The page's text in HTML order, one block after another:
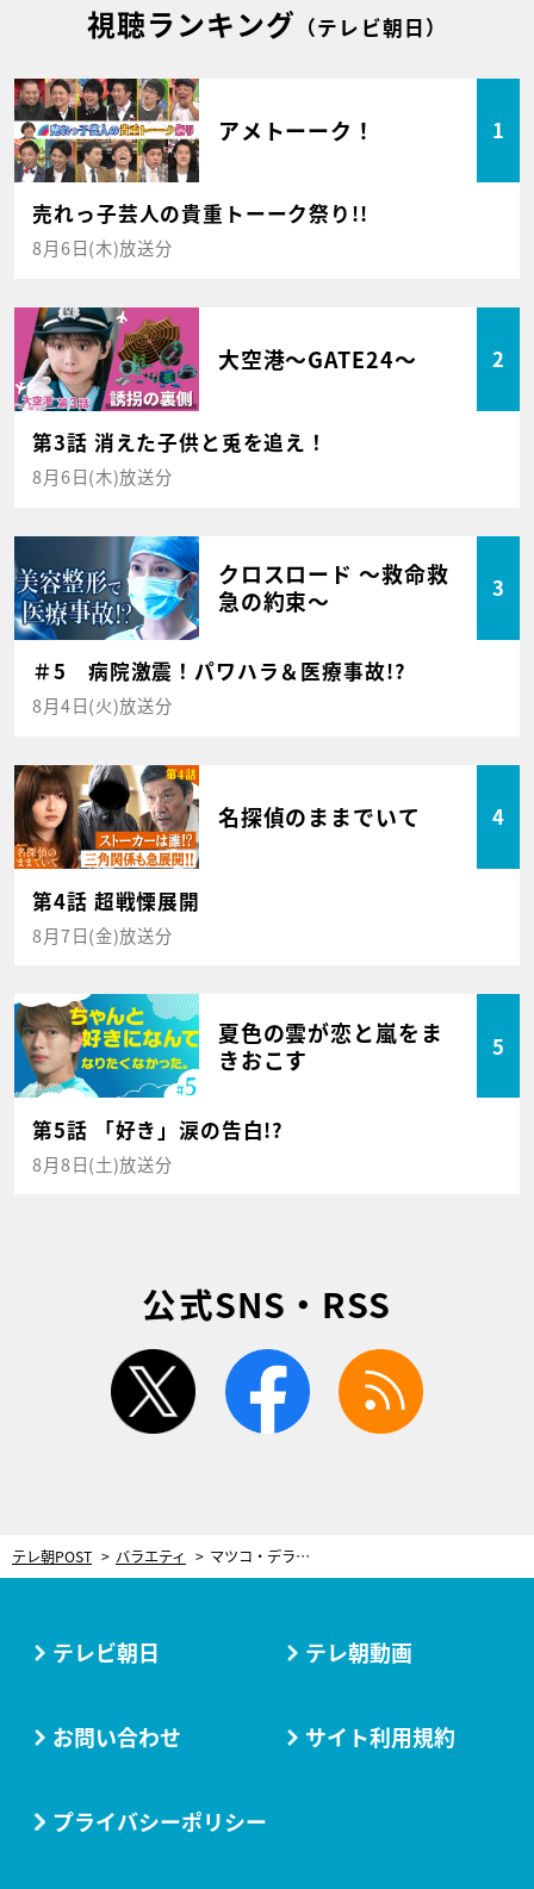
視聴ランキング （テレビ朝日）
アメトーーク！ 1
売れっ子芸人の貴重トーーク祭り!!
8月6日(木)放送分
大空港～GATE24～ 2
第3話 消えた子供と兎を追え！
8月6日(木)放送分
クロスロード ～救命救
急の約束～
3
＃5 病院激震！パワハラ＆医療事故!?
8月4日(火)放送分
名探偵のままでいて 4
第4話 超戦慄展開
8月7日(金)放送分
夏色の雲が恋と嵐をま
きおこす
5
第5話 「好き」涙の告白!?
8月8日(土)放送分
公式SNS・RSS
twitter facebook
テレ朝POST バラエティ マツコ・デラックス、学生の頃から“そればかり”食べていたもの明かす。恋愛に例えて思いも熱弁
テレビ朝日 テレ朝動画
お問い合わせ サイト利用規約
プライバシーポリシー